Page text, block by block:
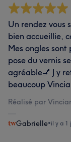
Un rendez vous
bien accueillie,
Mes ongles
pose du vernis
agréable💅 J y
beaucoup
Réalisé par
Gabrielle•il y a 1